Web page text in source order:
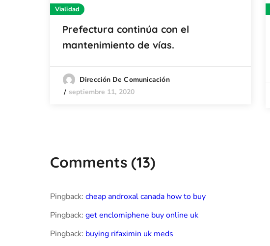
Vialidad
Prefectura continúa con el
mantenimiento de vías.
Dirección De Comunicación
septiembre 11, 2020
Comments (13)
Pingback: cheap androxal canada how to buy
Pingback: get enclomiphene buy online uk
Pingback: buying rifaximin uk meds